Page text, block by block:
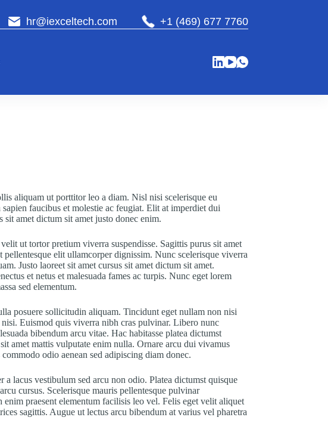
hr@iexceltech.com +1 (469) 677 7760
aliquam ut porttitor leo a diam. Nisl nisi scelerisque eu
faucibus et molestie ac feugiat. Elit at imperdiet dui
amet dictum sit amet justo donec enim.
ut tortor pretium viverra suspendisse. Sagittis purus sit amet
elit ullamcorper dignissim. Nunc scelerisque viverra
Justo laoreet sit amet cursus sit amet dictum sit amet.
et netus et malesuada fames ac turpis. Nunc eget lorem
sed elementum.
posuere sollicitudin aliquam. Tincidunt eget nullam non nisi
nisi. Euismod quis viverra nibh cras pulvinar. Libero nunc
bibendum arcu vitae. Hac habitasse platea dictumst
amet mattis vulputate enim nulla. Ornare arcu dui vivamus
odio aenean sed adipiscing diam donec.
lacus vestibulum sed arcu non odio. Platea dictumst quisque
cursus. Scelerisque mauris pellentesque pulvinar
praesent elementum facilisis leo vel. Felis eget velit aliquet
sagittis. Augue ut lectus arcu bibendum at varius vel pharetra